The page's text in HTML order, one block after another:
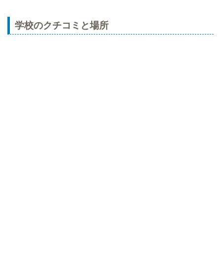
学校のクチコミと場所